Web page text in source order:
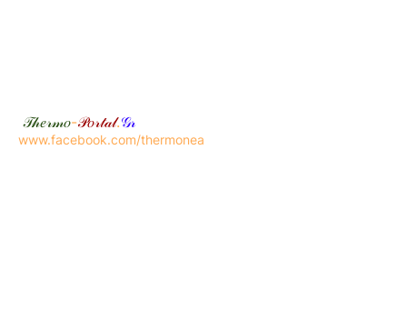
𝒯𝒽𝑒𝓇𝓂𝑜-𝒫𝑜𝓇𝓉𝒶𝓁.𝒢𝓇
www.facebook.com/thermonea